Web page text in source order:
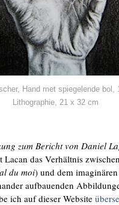
Hand met spie­gel­en­de bol,
Litho­gra­phie, 21 x 32 cm
zum Bericht von Dani­el
Lacan das Ver­hält­nis
du moi) und dem
auf­bau­en­den
ich auf die­ser Web­site